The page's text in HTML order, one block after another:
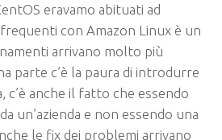
eravamo abituati ad
con Amazon Linux è un
arrivano molto più
parte c’è la paura di introdurre
c’è anche il fatto che essendo
un’azienda e non essendo una
le fix dei problemi arrivano